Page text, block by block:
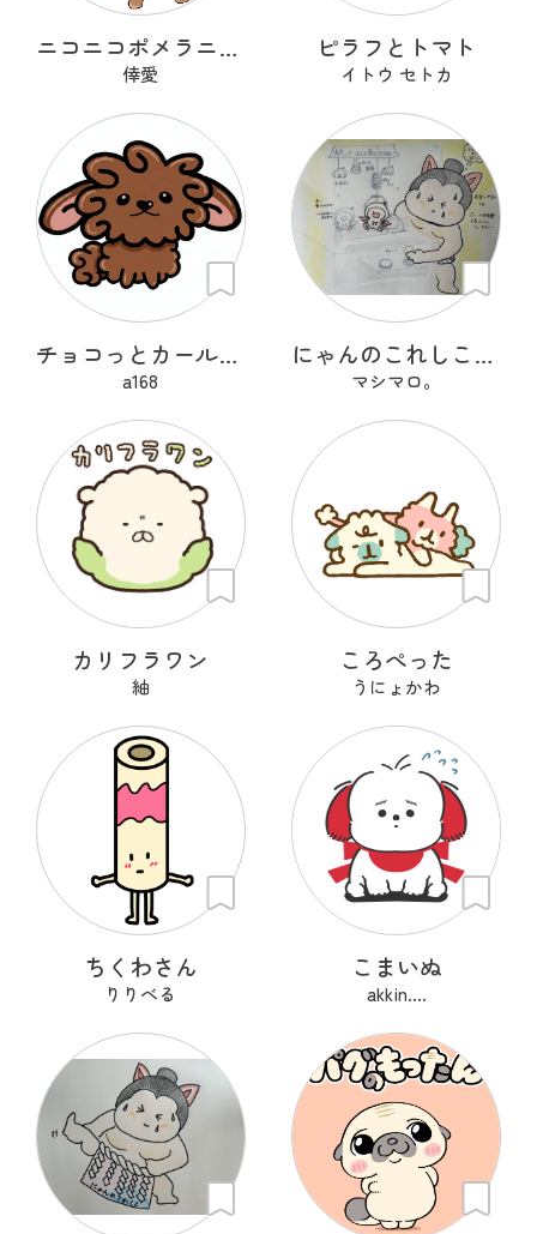
ニコニコポメラニアン
倖愛
ピラフとトマト
イトウ セトカ
チョコっとカールちゃん
a168
にゃんのこれしこ ある日の夢 Ｎo.1
マシマロ。
カリフラワン
紬
ころぺった
うにょかわ
ちくわさん
りりべる
こまいぬ
akkin....